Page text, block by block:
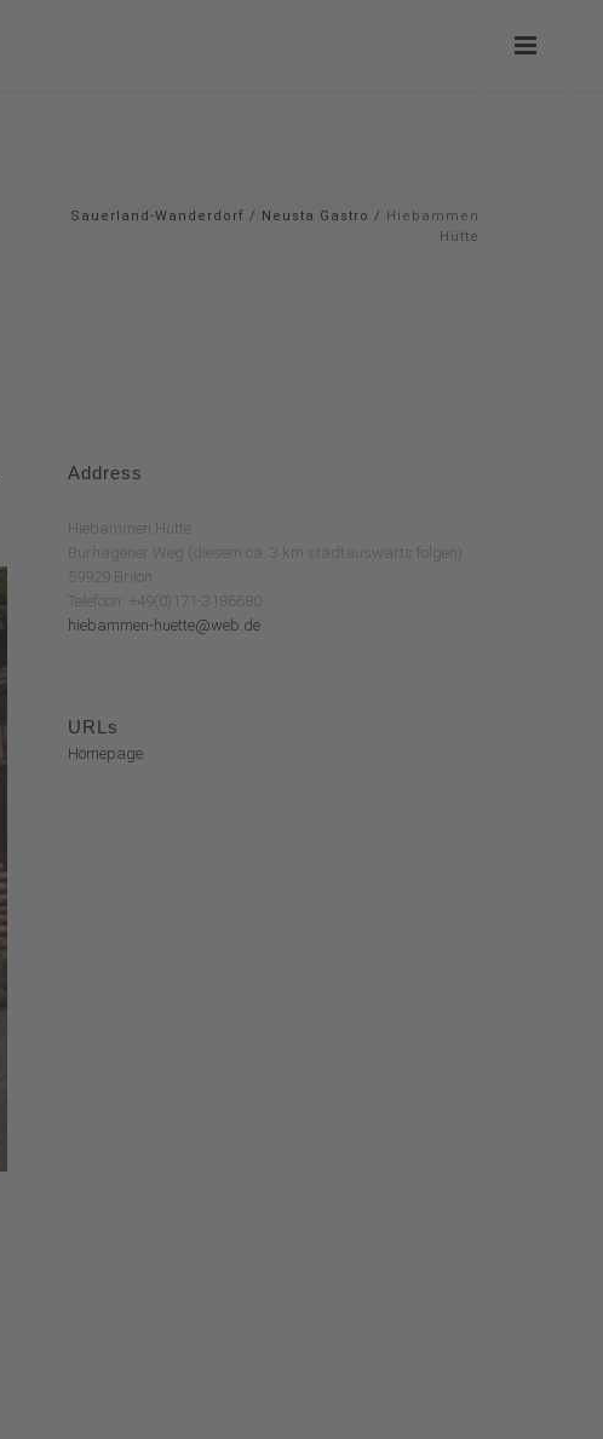
Sauerland-Wanderdorf / Neusta Gastro / Hiebammen
Hütte
Address
Hiebammen Hütte
Burhagener Weg (diesem ca. 3 km stadtauswärts folgen)
59929 Brilon
Telefoon: +49(0)171-3186680
hiebammen-huette@web.de
URLs
Homepage